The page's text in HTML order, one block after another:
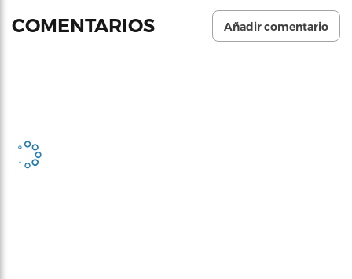
COMENTARIOS Añadir comentario